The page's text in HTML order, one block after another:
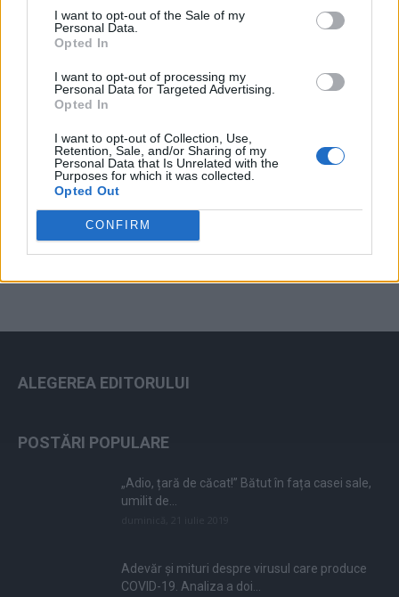
I want to opt-out of the Sale of my
Personal Data.
Opted In
I want to opt-out of processing my
Personal Data for Targeted Advertising.
Opted In
I want to opt-out of Collection, Use,
Retention, Sale, and/or Sharing of my
Personal Data that Is Unrelated with the
Purposes for which it was collected.
Opted Out
CONFIRM
Arhiva sondajelor
ad
ALEGEREA EDITORULUI
POSTĂRI POPULARE
„Adio, țară de căcat!” Bătut în fața casei sale,
umilit de...
Adevăr și mituri despre virusul care produce
COVID-19. Analiza a doi...